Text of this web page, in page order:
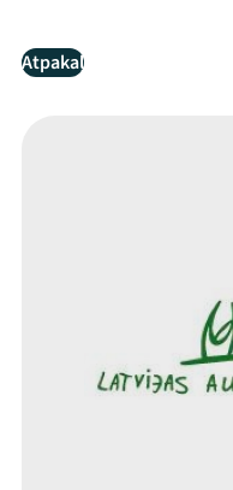
Atpakaļ